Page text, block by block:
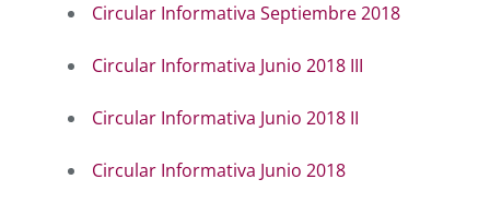
Circular Informativa Septiembre 2018
Circular Informativa Junio 2018 III
Circular Informativa Junio 2018 II
Circular Informativa Junio 2018